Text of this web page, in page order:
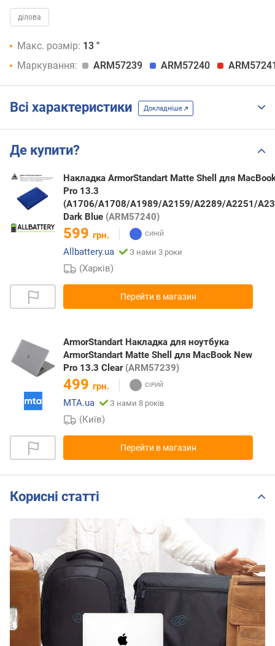
ділова
Макс. розмір: 13 "
Маркування:
ARM57239 ARM57240
Всі характеристики Докладніше
Де купити?
Накладка ArmorStandart Matte Shell для
Pro 13.3
(A1706/A1708/A1989/A2159/A2289/A2251/
Dark Blue (ARM57240)
599 грн.
Allbattery.ua
З нами 3 роки
(Харків)
Перейти в магазин
ArmorStandart Накладка для ноутбука
ArmorStandart Matte Shell для MacBook New
Pro 13.3 Clear (ARM57239)
499 грн.
MTA.ua
З нами 8 років
(Київ)
Перейти в магазин
Корисні статті